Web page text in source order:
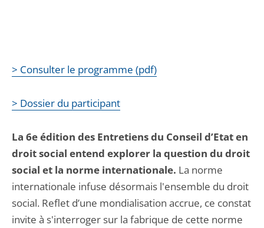
> Consulter le programme (pdf)
> Dossier du participant
La 6e édition des Entretiens du Conseil d’Etat en
droit social entend explorer la question du droit
social et la norme internationale. La norme
internationale infuse désormais l'ensemble du droit
social. Reflet d’une mondialisation accrue, ce constat
invite à s'interroger sur la fabrique de cette norme